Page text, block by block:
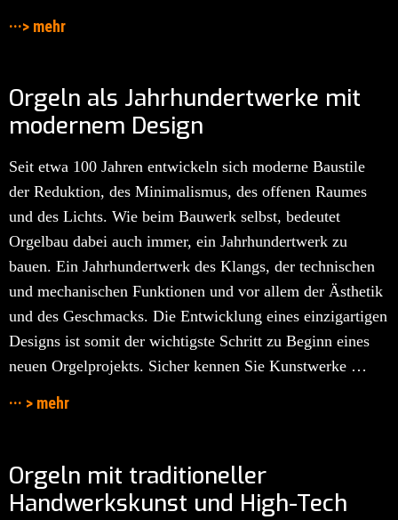
···> mehr
Orgeln als Jahrhundertwerke mit
modernem Design
Seit etwa 100 Jahren entwickeln sich moderne Baustile
der Reduktion, des Minimalismus, des offenen Raumes
und des Lichts. Wie beim Bauwerk selbst, bedeutet
Orgelbau dabei auch immer, ein Jahrhundertwerk zu
bauen. Ein Jahrhundertwerk des Klangs, der technischen
und mechanischen Funktionen und vor allem der Ästhetik
und des Geschmacks. Die Entwicklung eines einzigartigen
Designs ist somit der wichtigste Schritt zu Beginn eines
neuen Orgelprojekts. Sicher kennen Sie Kunstwerke …
··· > mehr
Orgeln mit traditioneller
Handwerkskunst und High-Tech